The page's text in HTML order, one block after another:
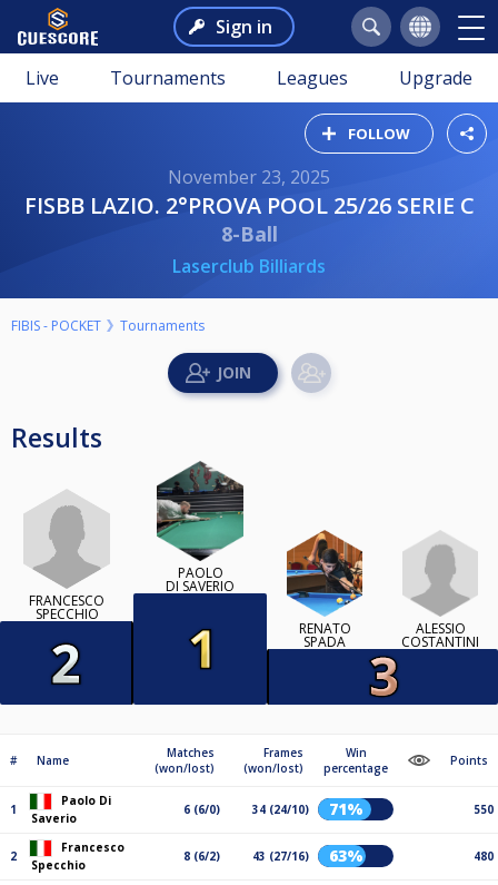
Sign in
Live Tournaments Leagues Upgrade
FOLLOW
November 23, 2025
FISBB LAZIO. 2°PROVA POOL 25/26 SERIE C
8-Ball
Laserclub Billiards
FIBIS - POCKET Tournaments
Results
FRANCESCO
SPECCHIO
PAOLO
DI SAVERIO
RENATO
SPADA
ALESSIO
COSTANTINI
# Name
Matches
(won/lost)
Frames
(won/lost)
Win
percentage
Points
1
Paolo Di
Saverio
6 (6/0) 34 (24/10) 71% 550
2
Francesco
Specchio
8 (6/2) 43 (27/16) 63% 480